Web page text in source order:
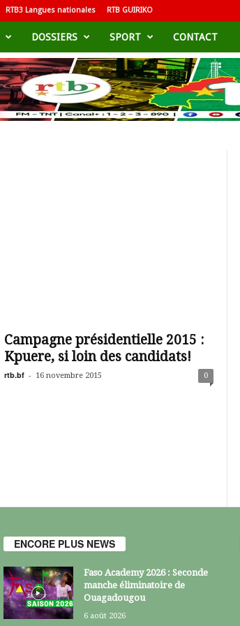
RTB3 Langues nationales RTB GUIRIKO
DOSSIERS SPORT CONTACT
Campagne présidentielle 2015 :
Kpuere, si loin des candidats!
rtb.bf - 16 novembre 2015 0
ENCORE PLUS NEWS
Faso Academy 2026 : Seconde
manche éliminatoire de
Ouagadougou
6 août 2026